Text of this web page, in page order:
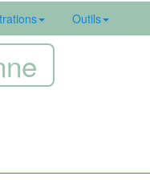
Outils